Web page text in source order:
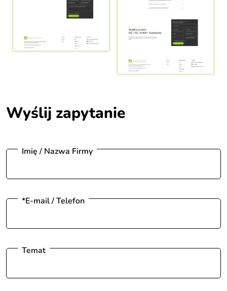
Wyślij zapytanie
Imię / Nazwa Firmy
*E-mail / Telefon
Temat